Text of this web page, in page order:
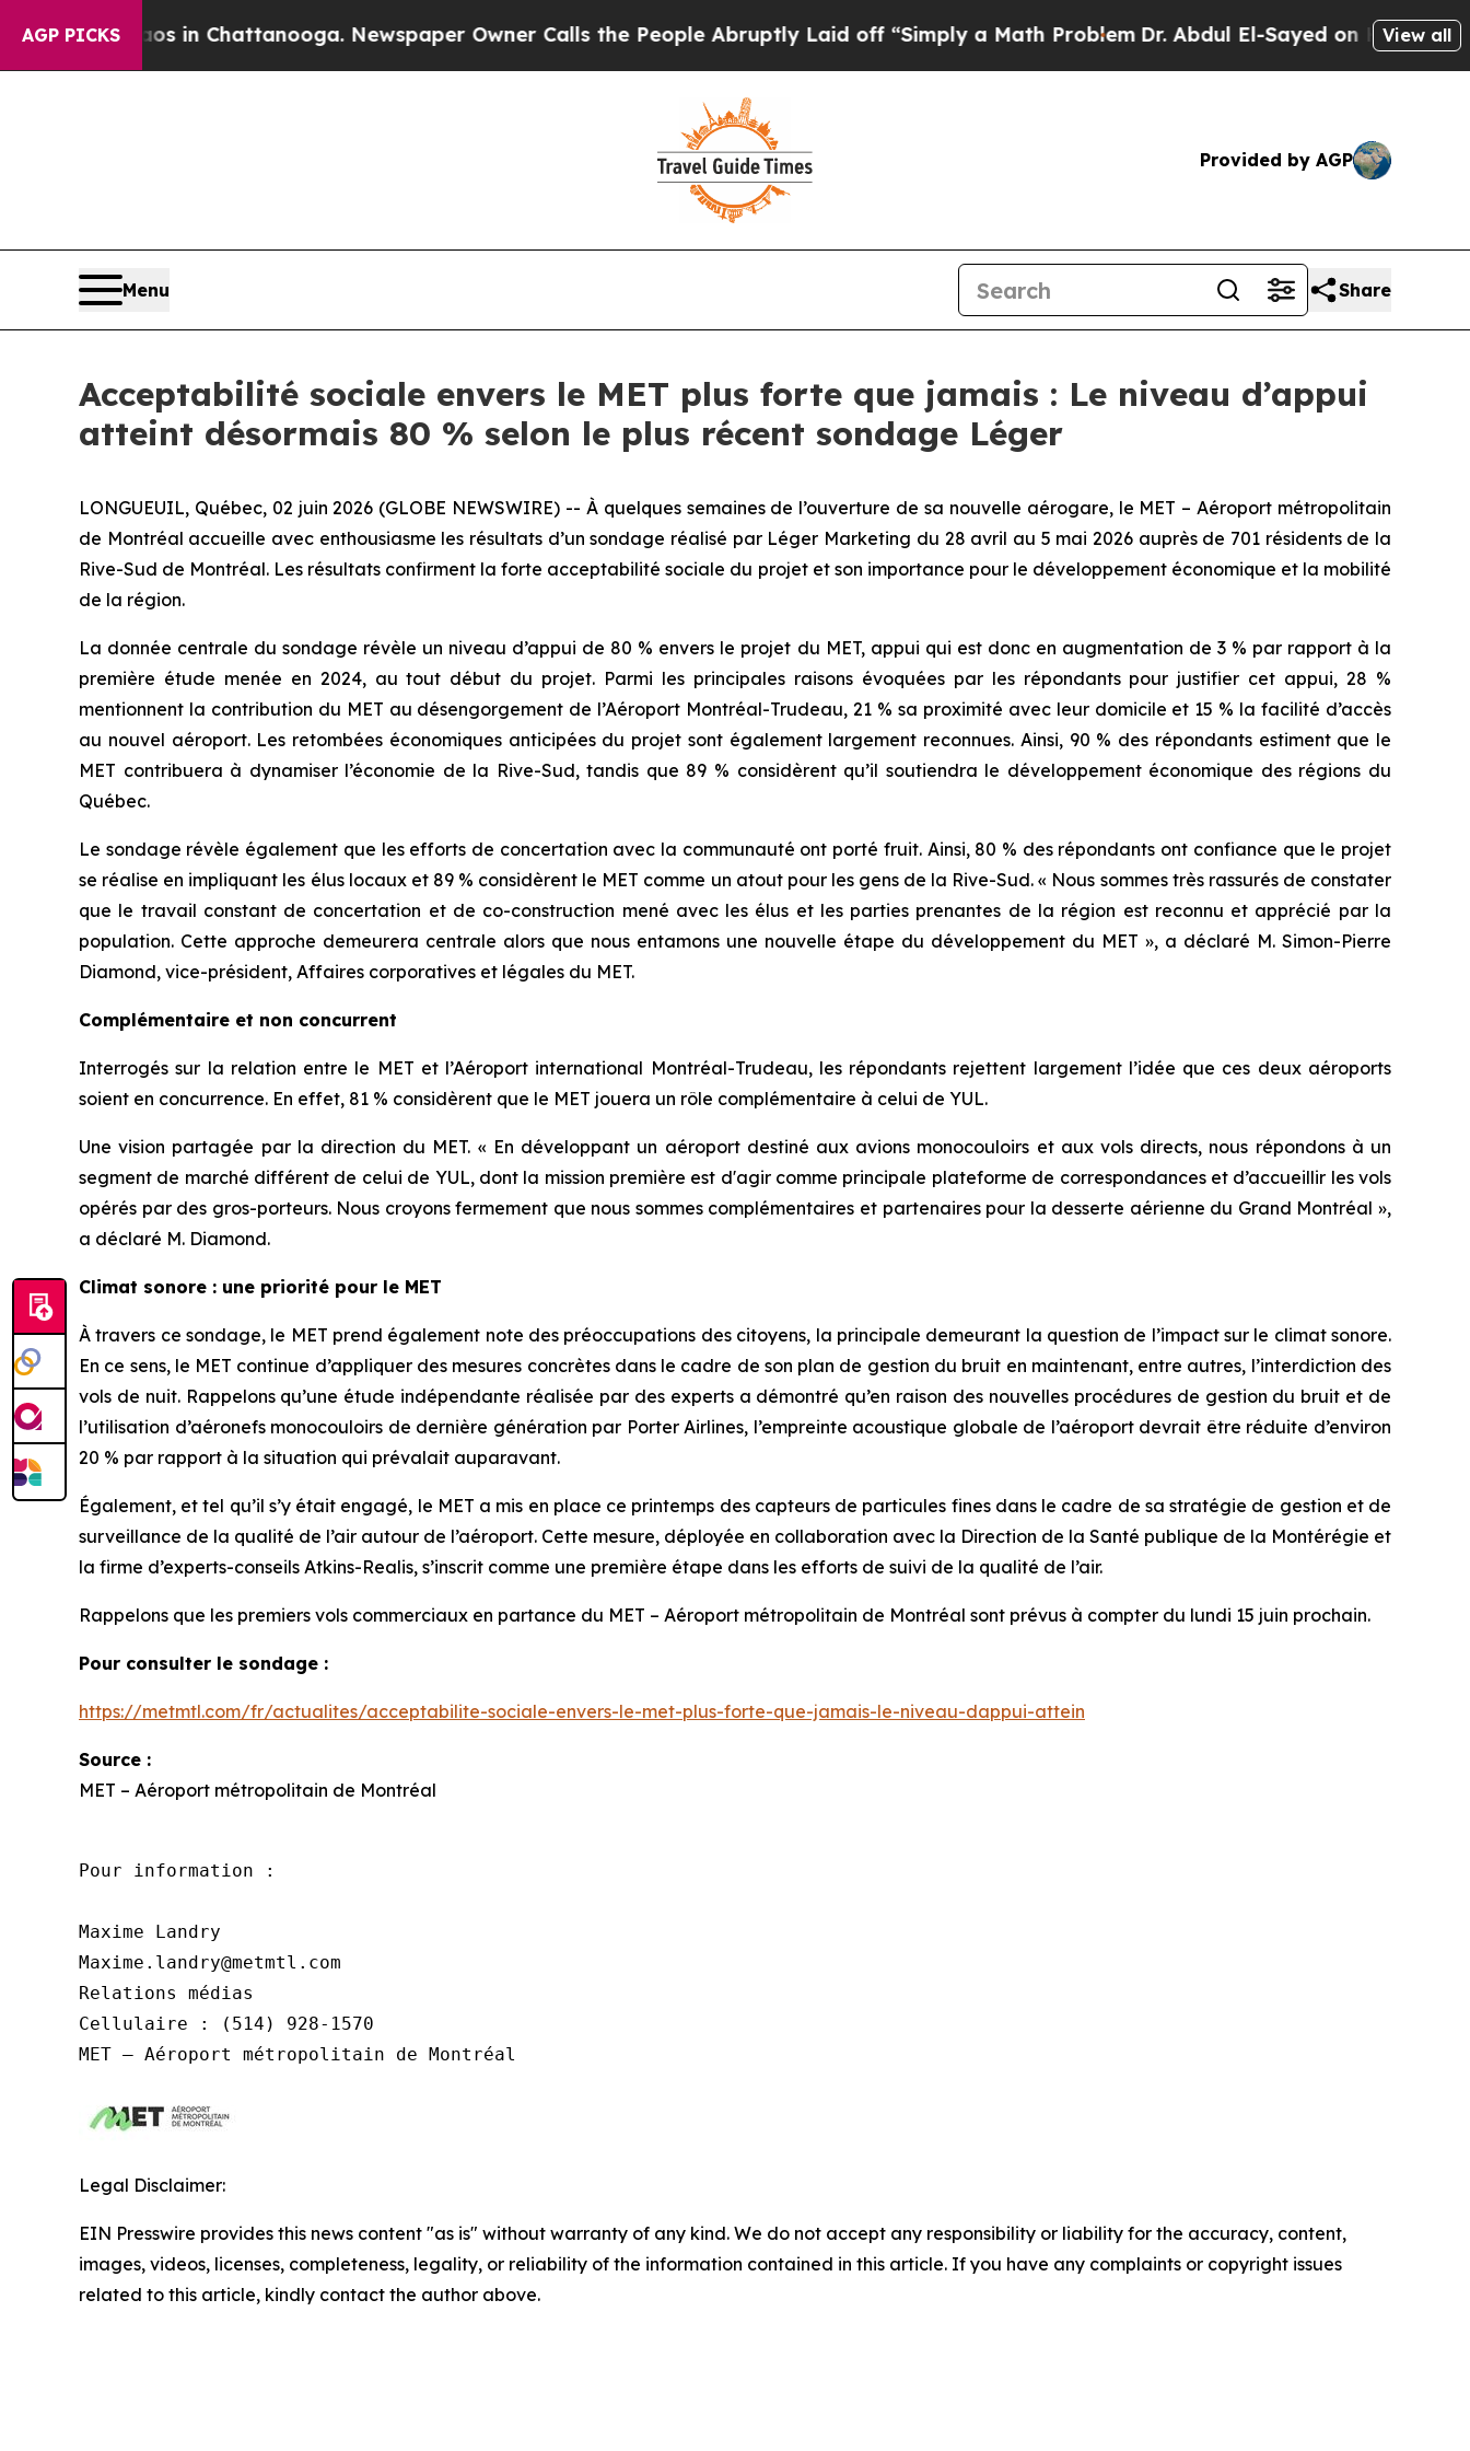
AGP PICKS
Chaos in Chattanooga. Newspaper Owner Calls the People Abruptly Laid off “Simply a Math ProblemDr. Abdul El-Sayed on Historic View all
Provided by AGP
Menu Share
Acceptabilité sociale envers le MET plus forte que jamais : Le niveau d’appui
atteint désormais 80 % selon le plus récent sondage Léger
LONGUEUIL, Québec, 02 juin 2026 (GLOBE NEWSWIRE) -- À quelques semaines de l’ouverture de sa nouvelle aérogare, le MET – Aéroport métropolitain
de Montréal accueille avec enthousiasme les résultats d’un sondage réalisé par Léger Marketing du 28 avril au 5 mai 2026 auprès de 701 résidents de la
Rive-Sud de Montréal. Les résultats confirment la forte acceptabilité sociale du projet et son importance pour le développement économique et la mobilité
de la région.
La donnée centrale du sondage révèle un niveau d’appui de 80 % envers le projet du MET, appui qui est donc en augmentation de 3 % par rapport à la
première étude menée en 2024, au tout début du projet. Parmi les principales raisons évoquées par les répondants pour justifier cet appui, 28 %
mentionnent la contribution du MET au désengorgement de l’Aéroport Montréal-Trudeau, 21 % sa proximité avec leur domicile et 15 % la facilité d’accès
au nouvel aéroport. Les retombées économiques anticipées du projet sont également largement reconnues. Ainsi, 90 % des répondants estiment que le
MET contribuera à dynamiser l’économie de la Rive-Sud, tandis que 89 % considèrent qu’il soutiendra le développement économique des régions du
Québec.
Le sondage révèle également que les efforts de concertation avec la communauté ont porté fruit. Ainsi, 80 % des répondants ont confiance que le projet
se réalise en impliquant les élus locaux et 89 % considèrent le MET comme un atout pour les gens de la Rive-Sud. « Nous sommes très rassurés de constater
que le travail constant de concertation et de co-construction mené avec les élus et les parties prenantes de la région est reconnu et apprécié par la
population. Cette approche demeurera centrale alors que nous entamons une nouvelle étape du développement du MET », a déclaré M. Simon-Pierre
Diamond, vice-président, Affaires corporatives et légales du MET.
Complémentaire et non concurrent
Interrogés sur la relation entre le MET et l’Aéroport international Montréal-Trudeau, les répondants rejettent largement l’idée que ces deux aéroports
soient en concurrence. En effet, 81 % considèrent que le MET jouera un rôle complémentaire à celui de YUL.
Une vision partagée par la direction du MET. « En développant un aéroport destiné aux avions monocouloirs et aux vols directs, nous répondons à un
segment de marché différent de celui de YUL, dont la mission première est d'agir comme principale plateforme de correspondances et d’accueillir les vols
opérés par des gros-porteurs. Nous croyons fermement que nous sommes complémentaires et partenaires pour la desserte aérienne du Grand Montréal »,
a déclaré M. Diamond.
Climat sonore : une priorité pour le MET
À travers ce sondage, le MET prend également note des préoccupations des citoyens, la principale demeurant la question de l’impact sur le climat sonore.
En ce sens, le MET continue d’appliquer des mesures concrètes dans le cadre de son plan de gestion du bruit en maintenant, entre autres, l’interdiction des
vols de nuit. Rappelons qu’une étude indépendante réalisée par des experts a démontré qu’en raison des nouvelles procédures de gestion du bruit et de
l’utilisation d’aéronefs monocouloirs de dernière génération par Porter Airlines, l’empreinte acoustique globale de l’aéroport devrait être réduite d’environ
20 % par rapport à la situation qui prévalait auparavant.
Également, et tel qu’il s’y était engagé, le MET a mis en place ce printemps des capteurs de particules fines dans le cadre de sa stratégie de gestion et de
surveillance de la qualité de l’air autour de l’aéroport. Cette mesure, déployée en collaboration avec la Direction de la Santé publique de la Montérégie et
la firme d’experts-conseils Atkins-Realis, s’inscrit comme une première étape dans les efforts de suivi de la qualité de l’air.
Rappelons que les premiers vols commerciaux en partance du MET – Aéroport métropolitain de Montréal sont prévus à compter du lundi 15 juin prochain.
Pour consulter le sondage :
https://metmtl.com/fr/actualites/acceptabilite-sociale-envers-le-met-plus-forte-que-jamais-le-niveau-dappui-attein
Source :
MET – Aéroport métropolitain de Montréal
Pour information :
Maxime Landry
Maxime.landry@metmtl.com
Relations médias
Cellulaire : (514) 928-1570
MET – Aéroport métropolitain de Montréal
Legal Disclaimer:
EIN Presswire provides this news content "as is" without warranty of any kind. We do not accept any responsibility or liability for the accuracy, content,
images, videos, licenses, completeness, legality, or reliability of the information contained in this article. If you have any complaints or copyright issues
related to this article, kindly contact the author above.